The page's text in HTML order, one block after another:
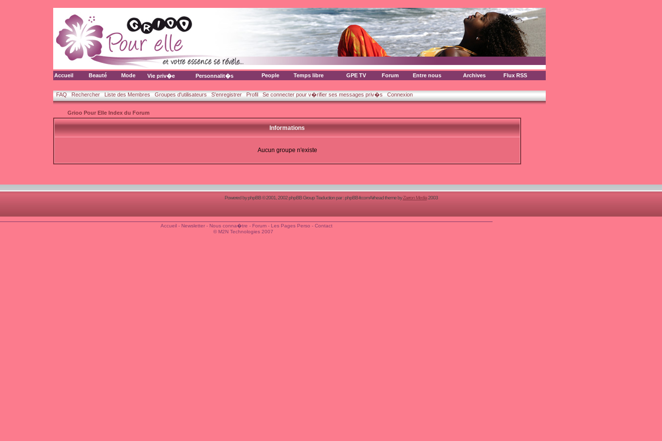
Accueil Beauté Mode Vie priv�e Personnalit�s People Temps libre GPE TV Forum Entre nous Archives Flux RSS
FAQ Rechercher Liste des Membres Groupes d'utilisateurs S'enregistrer Profil Se connecter pour v�rifier ses messages priv�s Connexion
Grioo Pour Elle Index du Forum
Informations
Aucun groupe n'existe
Powered byphpBB© 2001, 2002 phpBB Group Traduction par :phpBB-fr.comAirhead theme byZarron Media2003
Accueil- Newsletter- Nous conna�tre - Forum- Les Pages Perso - Contact
© M2N Technologies 2007